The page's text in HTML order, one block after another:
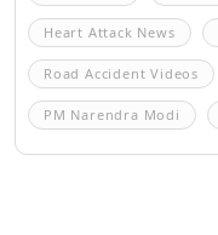
Heart Attack News
Road Accident Videos
PM Narendra Modi